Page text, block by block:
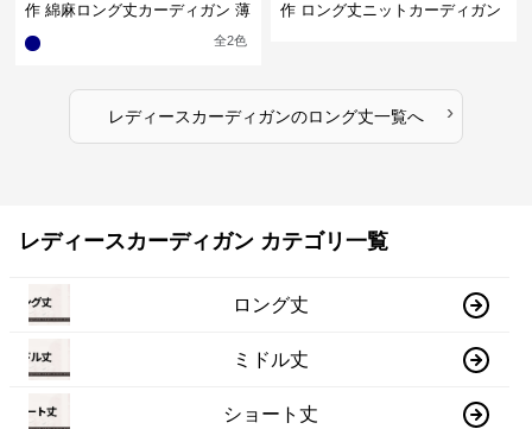
作 綿麻ロング丈カーディガン 薄
全2色
作 ロング丈ニットカーディガン
レディースカーディガンのロング丈一覧へ ›
レディースカーディガン カテゴリ一覧
ロング丈
ミドル丈
ショート丈